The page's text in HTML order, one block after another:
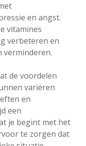
en angst.
vitamines
verbeteren en
verminderen.
de voordelen
variëren
en
een
je begint met het
te zorgen dat